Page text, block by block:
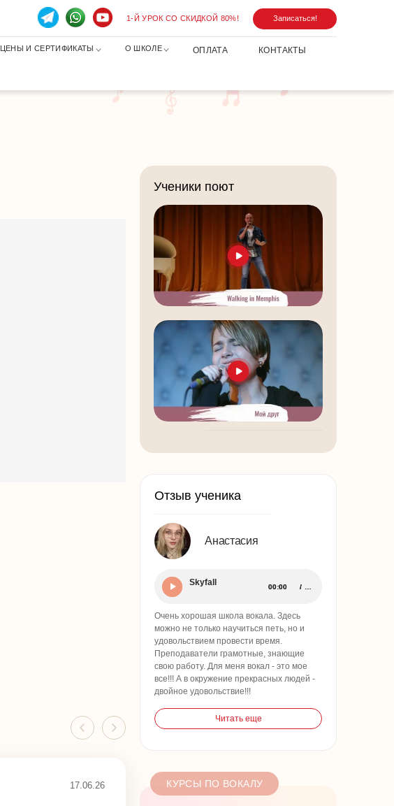
1-Й УРОК СО СКИДКОЙ 80%! Записаться!
ЦЕНЫ И СЕРТИФИКАТЫ О ШКОЛЕ ОПЛАТА КОНТАКТЫ
17.06.26
Ученики поют
Отзыв ученика
Анастасия
Skyfall 00:00
00:00
Очень хорошая школа вокала. Здесь
можно не только научиться петь, но и
удовольствием провести время.
Преподаватели грамотные, знающие
свою работу. Для меня вокал - это мое
все!!! А в окружение прекрасных людей -
двойное удовольствие!!!
Читать еще
КУРСЫ ПО ВОКАЛУ